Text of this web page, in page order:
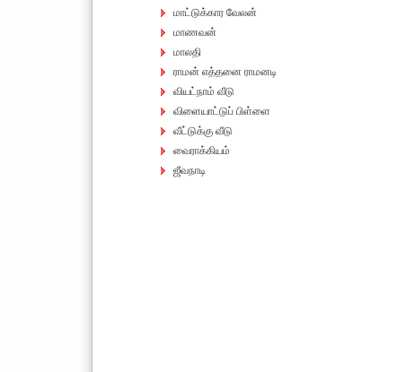
மாட்டுக்கார வேலன்
மாணவன்
மாலதி
ராமன் எத்தனை ராமனடி
வியட்நாம் வீடு
விளையாட்டுப் பிள்ளை
வீட்டுக்கு வீடு
வைராக்கியம்
ஜீவநாடி